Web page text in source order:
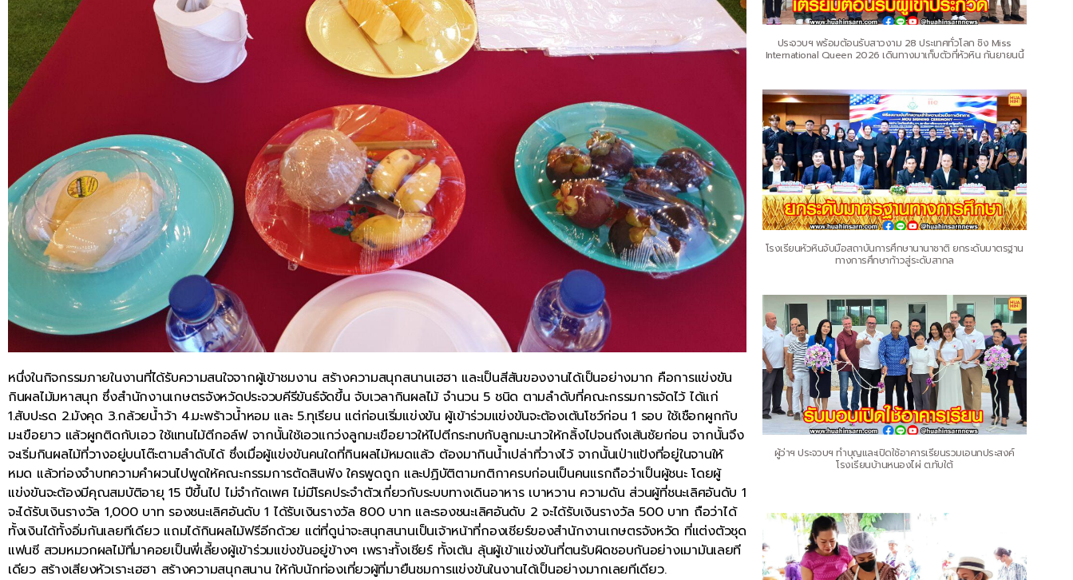
หนึ่งในกิจกรรมภายในงานที่ได้รับความสนใจจากผู้เข้าชมงาน สร้างความสนุกสนานเฮฮา และเป็นสีสันของงานได้เป็นอย่างมาก คือการแข่งขัน
กินผลไม้มหาสนุก ซึ่งสำนักงานเกษตรจังหวัดประจวบคีรีขันธ์จัดขึ้น จับเวลากินผลไม้ จำนวน 5 ชนิด ตามลำดับที่คณะกรรมการจัดไว้ ได้แก่
1.สับปะรด 2.มังคุด 3.กล้วยน้ำว้า 4.มะพร้าวน้ำหอม และ 5.ทุเรียน แต่ก่อนเริ่มแข่งขัน ผู้เข้าร่วมแข่งขันจะต้องเต้นโชว์ก่อน 1 รอบ ใช้เชือกผูกกับ
มะเขือยาว แล้วผูกติดกับเอว ใช้แทนไม้ตีกอล์ฟ จากนั้นใช้เอวแกว่งลูกมะเขือยาวให้ไปตีกระทบกับลูกมะนาวให้กลิ้งไปจนถึงเส้นชัยก่อน จากนั้นจึง
จะเริ่มกินผลไม้ที่วางอยู่บนโต๊ะตามลำดับได้ ซึ่งเมื่อผู้แข่งขันคนใดที่กินผลไม้หมดแล้ว ต้องมากินน้ำเปล่าที่วางไว้ จากนั้นเป่าแป้งที่อยู่ในจานให้
หมด แล้วท่องจำบทความคำผวนไปพูดให้คณะกรรมการตัดสินฟัง ใครพูดถูก และปฏิบัติตามกติกาครบก่อนเป็นคนแรกถือว่าเป็นผู้ชนะ โดยผู้
แข่งขันจะต้องมีคุณสมบัติอายุ 15 ปีขึ้นไป ไม่จำกัดเพศ ไม่มีโรคประจำตัวเกี่ยวกับระบบทางเดินอาหาร เบาหวาน ความดัน ส่วนผู้ที่ชนะเลิศอันดับ 1
จะได้รับเงินรางวัล 1,000 บาท รองชนะเลิศอันดับ 1 ได้รับเงินรางวัล 800 บาท และรองชนะเลิศอันดับ 2 จะได้รับเงินรางวัล 500 บาท ถือว่าได้
ทั้งเงินได้ทั้งอิ่มกันเลยทีเดียว แถมได้กินผลไม้ฟรีอีกด้วย แต่ที่ดูน่าจะสนุกสนานเป็นเจ้าหน้าที่กองเชียร์ของสำนักงานเกษตรจังหวัด ที่แต่งตัวชุด
แฟนซี สวมหมวกผลไม้ที่มาคอยเป็นพี่เลี้ยงผู้เข้าร่วมแข่งขันอยู่ข้างๆ เพราะทั้งเชียร์ ทั้งเต้น ลุ้นผู้เข้าแข่งขันที่ตนรับผิดชอบกันอย่างเมามันเลยที
เดียว สร้างเสียงหัวเราะเฮฮา สร้างความสนุกสนาน ให้กับนักท่องเที่ยวผู้ที่มายืนชมการแข่งขันในงานได้เป็นอย่างมากเลยทีเดียว.
ประจวบฯ พร้อมต้อนรับสาวงาม 28 ประเทศทั่วโลก ชิง Miss
International Queen 2026 เดินทางมาเก็บตัวที่หัวหิน กันยายนนี้
โรงเรียนหัวหินจับมือสถาบันการศึกษานานาชาติ ยกระดับมาตรฐาน
ทางการศึกษาก้าวสู่ระดับสากล
ผู้ว่าฯ ประจวบฯ ทำบุญและเปิดใช้อาคารเรียนรวมเอนกประสงค์
โรงเรียนบ้านหนองไผ่ ต.ทับใต้